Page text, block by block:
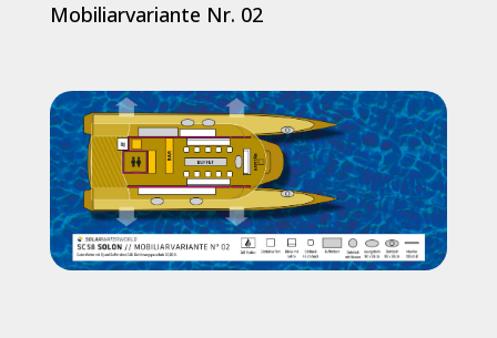
Mobiliarvariante Nr. 02